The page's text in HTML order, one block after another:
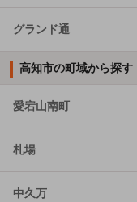
グランド通
高知市の町域から探す
愛宕山南町
札場
中久万